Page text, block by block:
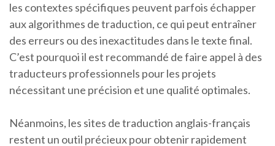
les contextes spécifiques peuvent parfois échapper
aux algorithmes de traduction, ce qui peut entraîner
des erreurs ou des inexactitudes dans le texte final.
C’est pourquoi il est recommandé de faire appel à des
traducteurs professionnels pour les projets
nécessitant une précision et une qualité optimales.
Néanmoins, les sites de traduction anglais-français
restent un outil précieux pour obtenir rapidement